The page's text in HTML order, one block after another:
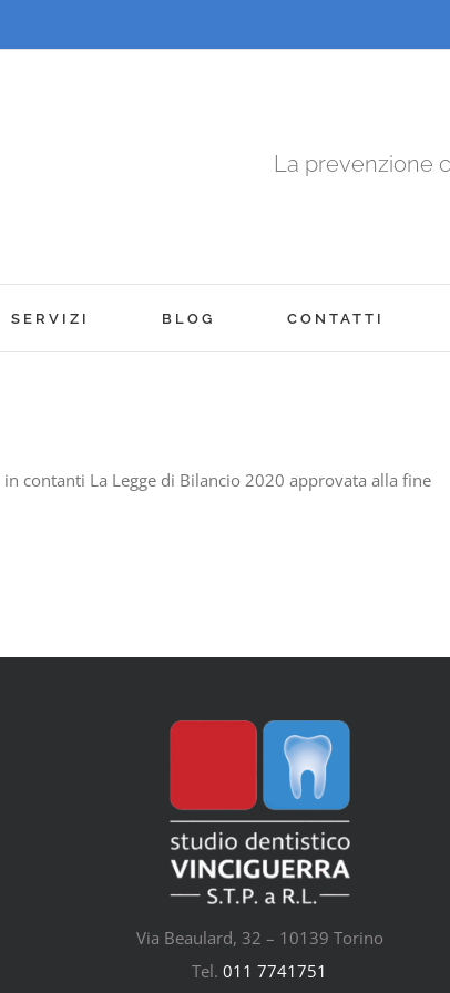
La prevenzione
SERVIZI BLOG CONTATTI
contanti La Legge di Bilancio 2020 approvata alla fine
Via Beaulard, 32 – 10139 Torino
Tel. 011 7741751